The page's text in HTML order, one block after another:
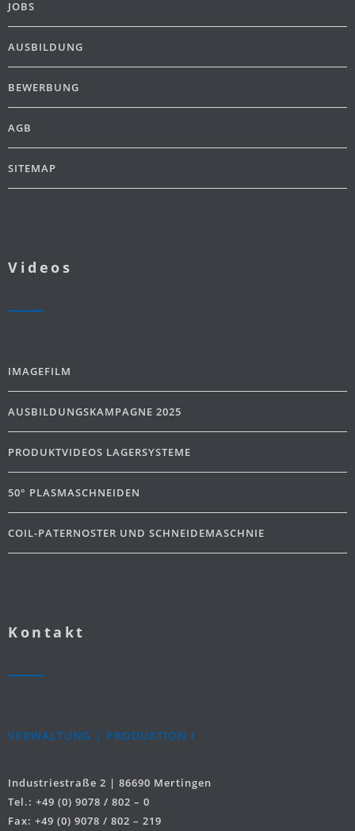
JOBS
AUSBILDUNG
BEWERBUNG
AGB
SITEMAP
Videos
IMAGEFILM
AUSBILDUNGSKAMPAGNE 2025
PRODUKTVIDEOS LAGERSYSTEME
50° PLASMASCHNEIDEN
COIL-PATERNOSTER UND SCHNEIDEMASCHNIE
Kontakt
VERWALTUNG | PRODUKTION I
Industriestraße 2 | 86690 Mertingen
Tel.: +49 (0) 9078 / 802 – 0
Fax: +49 (0) 9078 / 802 – 219